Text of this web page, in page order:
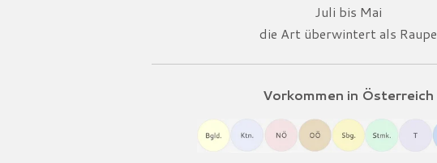
Juli bis Mai
die Art überwintert als Raupe
Vorkommen in Österreich